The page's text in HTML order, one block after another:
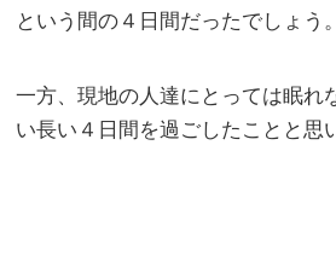
という間の４日間だったでしょう。
一方、現地の人達にとっては眠れ
い長い４日間を過ごしたことと思